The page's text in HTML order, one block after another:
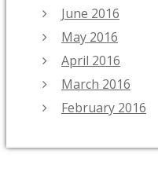
June 2016
May 2016
April 2016
March 2016
February 2016